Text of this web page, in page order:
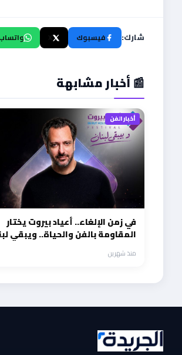
شارك: فيسبوك
📰 أخبار مشابهة
أخبار الفن
في زمن الإلغاء.. أعياد بيروت يختار
المقاومة بالفن والحياة.. ويبقي
منذ شهرين